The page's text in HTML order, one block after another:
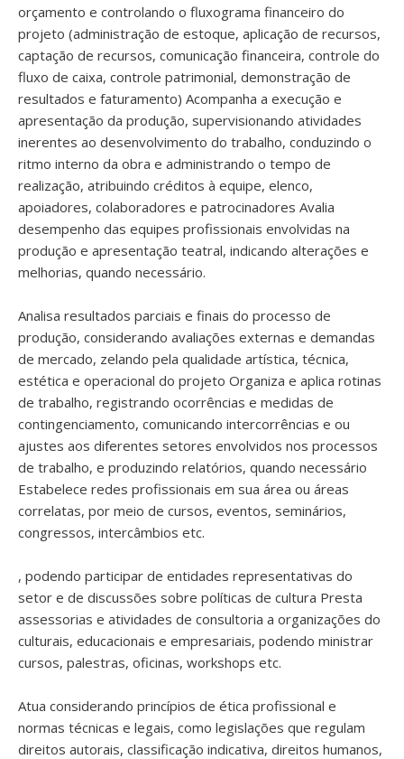
orçamento e controlando o fluxograma financeiro do
projeto (administração de estoque, aplicação de recursos,
captação de recursos, comunicação financeira, controle do
fluxo de caixa, controle patrimonial, demonstração de
resultados e faturamento) Acompanha a execução e
apresentação da produção, supervisionando atividades
inerentes ao desenvolvimento do trabalho, conduzindo o
ritmo interno da obra e administrando o tempo de
realização, atribuindo créditos à equipe, elenco,
apoiadores, colaboradores e patrocinadores Avalia
desempenho das equipes profissionais envolvidas na
produção e apresentação teatral, indicando alterações e
melhorias, quando necessário.
Analisa resultados parciais e finais do processo de
produção, considerando avaliações externas e demandas
de mercado, zelando pela qualidade artística, técnica,
estética e operacional do projeto Organiza e aplica rotinas
de trabalho, registrando ocorrências e medidas de
contingenciamento, comunicando intercorrências e ou
ajustes aos diferentes setores envolvidos nos processos
de trabalho, e produzindo relatórios, quando necessário
Estabelece redes profissionais em sua área ou áreas
correlatas, por meio de cursos, eventos, seminários,
congressos, intercâmbios etc.
, podendo participar de entidades representativas do
setor e de discussões sobre políticas de cultura Presta
assessorias e atividades de consultoria a organizações do
culturais, educacionais e empresariais, podendo ministrar
cursos, palestras, oficinas, workshops etc.
Atua considerando princípios de ética profissional e
normas técnicas e legais, como legislações que regulam
direitos autorais, classificação indicativa, direitos humanos,